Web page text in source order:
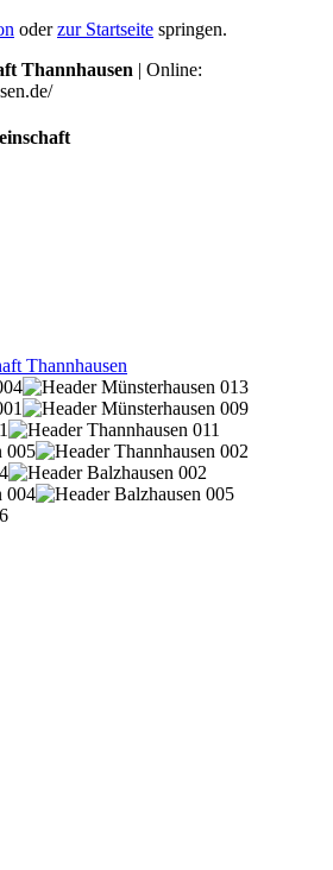
oderzur Startseite springen.
Thannhausen | Online: